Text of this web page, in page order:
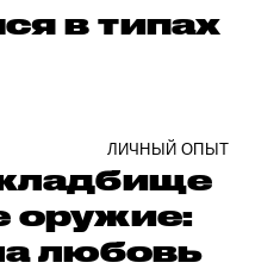
в типах
ЛИЧНЫЙ ОПЫТ
оружие:
любовь